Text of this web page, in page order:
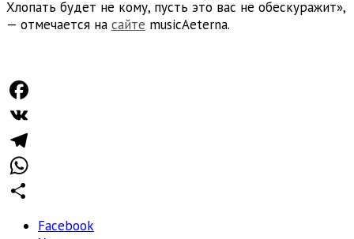
Хлопать будет не кому, пусть это вас не обескуражит»,
— отмечается на сайте musicAeterna.
Facebook
VK
Telegram
WhatsApp
Facebook